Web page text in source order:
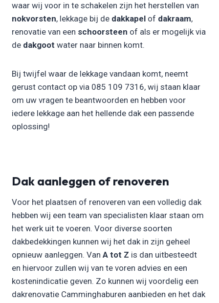
waar wij voor in te schakelen zijn het herstellen van
nokvorsten, lekkage bij de dakkapel of dakraam,
renovatie van een schoorsteen of als er mogelijk via
de dakgoot water naar binnen komt.
Bij twijfel waar de lekkage vandaan komt, neemt
gerust contact op via 085 109 7316, wij staan klaar
om uw vragen te beantwoorden en hebben voor
iedere lekkage aan het hellende dak een passende
oplossing!
Dak aanleggen of renoveren
Voor het plaatsen of renoveren van een volledig dak
hebben wij een team van specialisten klaar staan om
het werk uit te voeren. Voor diverse soorten
dakbedekkingen kunnen wij het dak in zijn geheel
opnieuw aanleggen. Van A tot Z is dan uitbesteedt
en hiervoor zullen wij van te voren advies en een
kostenindicatie geven. Zo kunnen wij voordelig een
dakrenovatie Camminghaburen aanbieden en het dak